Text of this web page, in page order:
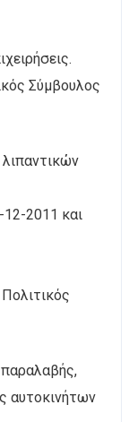
Σύμβουλος
2011 και
αυτοκινήτων